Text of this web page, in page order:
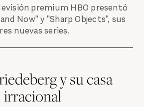
premium HBO presentó
Now" y "Sharp Objects", sus
nuevas series.
y su casa
irracional